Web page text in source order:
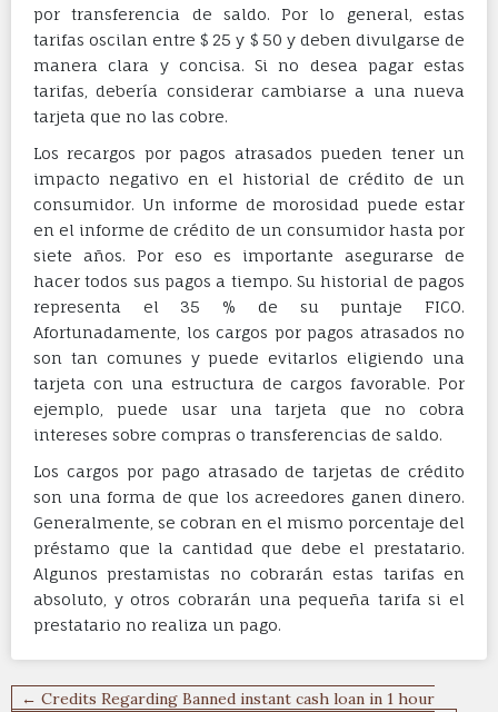
por transferencia de saldo. Por lo general, estas
tarifas oscilan entre $ 25 y $ 50 y deben divulgarse de
manera clara y concisa. Si no desea pagar estas
tarifas, debería considerar cambiarse a una nueva
tarjeta que no las cobre.
Los recargos por pagos atrasados ​​pueden tener un
impacto negativo en el historial de crédito de un
consumidor. Un informe de morosidad puede estar
en el informe de crédito de un consumidor hasta por
siete años. Por eso es importante asegurarse de
hacer todos sus pagos a tiempo. Su historial de pagos
representa el 35 % de su puntaje FICO.
Afortunadamente, los cargos por pagos atrasados ​​no
son tan comunes y puede evitarlos eligiendo una
tarjeta con una estructura de cargos favorable. Por
ejemplo, puede usar una tarjeta que no cobra
intereses sobre compras o transferencias de saldo.
Los cargos por pago atrasado de tarjetas de crédito
son una forma de que los acreedores ganen dinero.
Generalmente, se cobran en el mismo porcentaje del
préstamo que la cantidad que debe el prestatario.
Algunos prestamistas no cobrarán estas tarifas en
absoluto, y otros cobrarán una pequeña tarifa si el
prestatario no realiza un pago.
Navigation
← Credits Regarding Banned instant cash loan in 1 hour